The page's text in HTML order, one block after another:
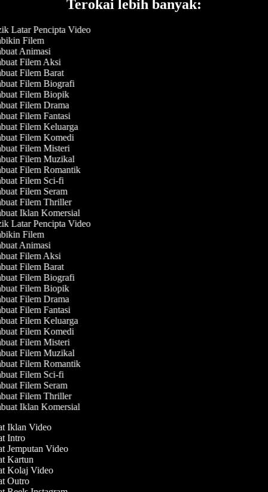
Terokai lebih banyak:
Latar Pencipta Video
Filem
Animasi
Filem Aksi
Filem Barat
Filem Biografi
Filem Biopik
Filem Drama
Filem Fantasi
Filem Keluarga
Filem Komedi
Filem Misteri
Filem Muzikal
Filem Romantik
Filem Sci-fi
Filem Seram
Filem Thriller
Iklan Komersial
Latar Pencipta Video
Filem
Animasi
Filem Aksi
Filem Barat
Filem Biografi
Filem Biopik
Filem Drama
Filem Fantasi
Filem Keluarga
Filem Komedi
Filem Misteri
Filem Muzikal
Filem Romantik
Filem Sci-fi
Filem Seram
Filem Thriller
Iklan Komersial
Iklan Video
Intro
Jemputan Video
Kartun
Kolaj Video
Outro